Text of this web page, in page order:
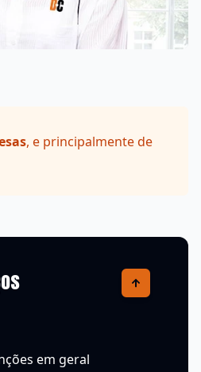
, e principalmente de
em geral